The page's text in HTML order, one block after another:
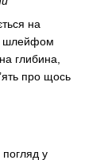
на
шлейфом
глибина,
про щось
у